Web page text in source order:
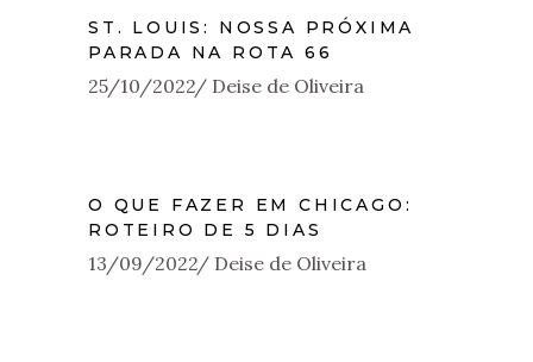
ST. LOUIS: NOSSA PRÓXIMA
PARADA NA ROTA 66
25/10/2022 Deise de Oliveira
O QUE FAZER EM CHICAGO:
ROTEIRO DE 5 DIAS
13/09/2022 Deise de Oliveira